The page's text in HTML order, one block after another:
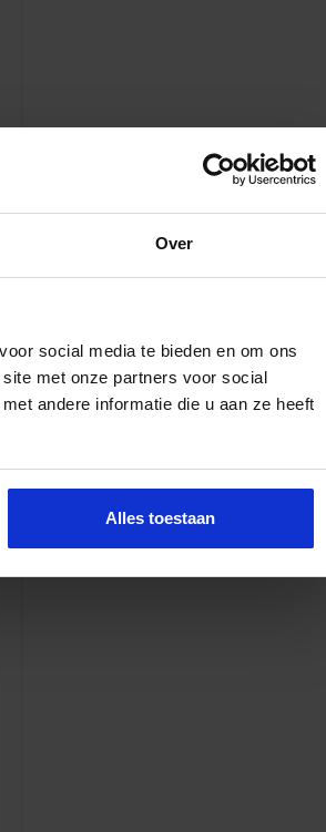
Over
social media te bieden en om ons
met onze partners voor social
andere informatie die u aan ze heeft
Alles toestaan